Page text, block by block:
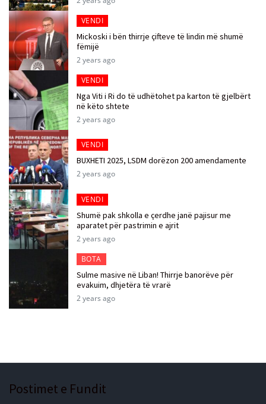
VENDI
Mickoski i bën thirrje çifteve të lindin më shumë
fëmijë
2 years ago
VENDI
Nga Viti i Ri do të udhëtohet pa karton të gjelbërt
në këto shtete
2 years ago
VENDI
BUXHETI 2025, LSDM dorëzon 200 amendamente
2 years ago
VENDI
Shumë pak shkolla e çerdhe janë pajisur me
aparatet për pastrimin e ajrit
2 years ago
BOTA
Sulme masive në Liban! Thirrje banorëve për
evakuim, dhjetëra të vrarë
2 years ago
Postimet e Fundit